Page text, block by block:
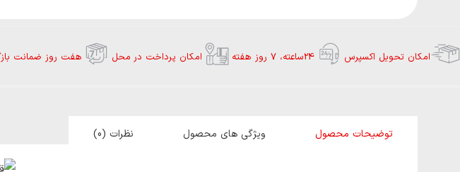
امکان تحویل اکسپرس 24ساعته، 7 روز هفته امکان پرداخت در محل هفت روز ضمانت
توضیحات محصول ویژگی های محصول نظرات (0)